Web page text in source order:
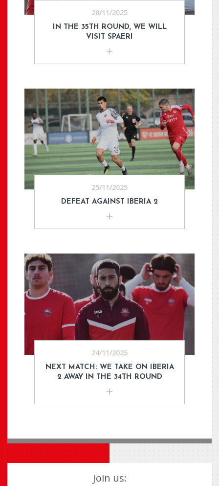
28/11/2025
IN THE 35TH ROUND, WE WILL
VISIT SPAERI
25/11/2025
DEFEAT AGAINST IBERIA 2
24/11/2025
NEXT MATCH: WE TAKE ON IBERIA
2 AWAY IN THE 34TH ROUND
Join us: